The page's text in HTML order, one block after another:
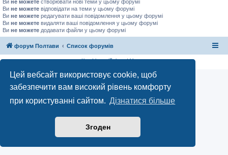
Цей вебсайт використовує cookie, щоб
забезпечити вам високий рівень комфорту
при користуванні сайтом. Дізнатися більше
Згоден
Ви не можете створювати нові теми у цьому форумі
Ви не можете відповідати на теми у цьому форумі
Ви не можете редагувати ваші повідомлення у цьому форумі
Ви не можете видаляти ваші повідомлення у цьому форумі
Ви не можете додавати файли у цьому форумі
форум Полтави Список форумів
Конфіденційність|Умови